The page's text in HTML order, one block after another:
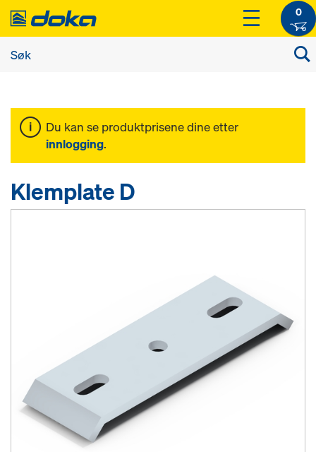
0
Du kan se produktprisene dine etter
innlogging.
Klemplate D